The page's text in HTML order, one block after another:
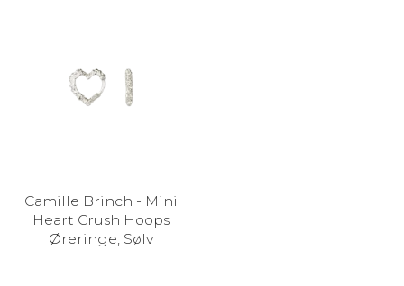
Camille Brinch - Mini
Heart Crush Hoops
Øreringe, Sølv